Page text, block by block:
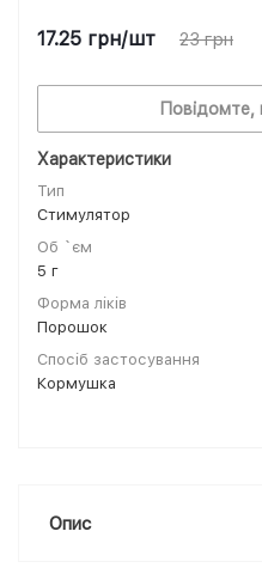
Характеристики
Тип
Стимулятор
Об `єм
5 г
Форма ліків
Порошок
Спосіб застосування
Кормушка
17.25 грн/шт 23грн
Повідомте,
Опис